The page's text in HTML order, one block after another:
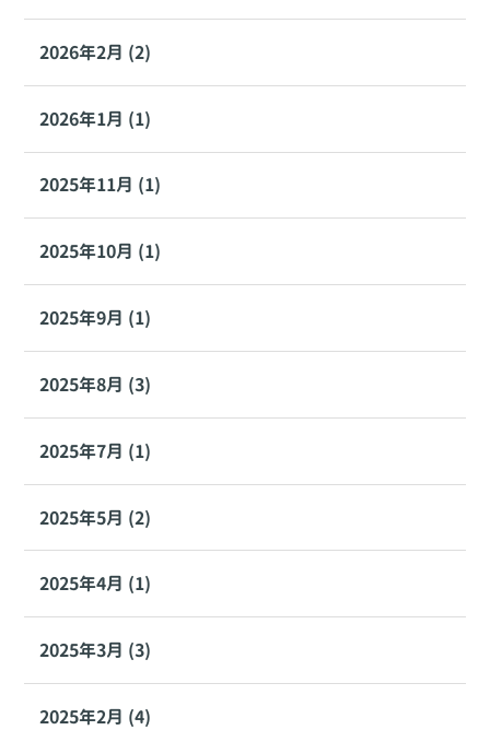
2026年2月 (2)
2026年1月 (1)
2025年11月 (1)
2025年10月 (1)
2025年9月 (1)
2025年8月 (3)
2025年7月 (1)
2025年5月 (2)
2025年4月 (1)
2025年3月 (3)
2025年2月 (4)